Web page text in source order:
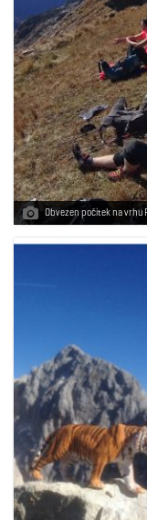
Obvezen počitek na vrhu